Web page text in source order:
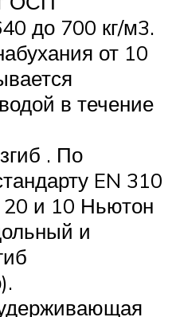
до 700 кг/м3.
от 10
в течение
. По
EN 310
20 и 10 Ньютон
и